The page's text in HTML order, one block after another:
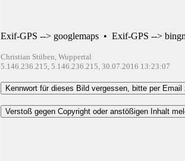
Exif-GPS --> googlemaps • Exif-GPS -->
Christian Stüben, Wuppertal
5.146.236.215, 5.146.236.215, 30.07.2016 13:23:07